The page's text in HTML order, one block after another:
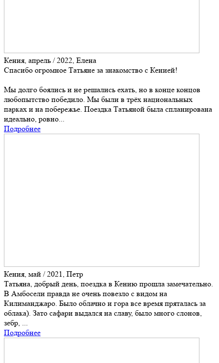
Кения, апрель / 2022, Елена
Спасибо огромное Татьяне за знакомство с Кенией!
Мы долго боялись и не решались ехать, но в конце концов
любопытство победило. Мы были в трёх национальных
парках и на побережье. Поездка Татьяной была спланирована
идеально, ровно...
Подробнее
Кения, май / 2021, Петр
Татьяна, добрый день, поездка в Кению прошла замечательно.
В Амбосели правда не очень повезло с видом на
Килиманджаро. Было облачно и гора все время пряталась за
облака). Зато сафари выдался на славу, было много слонов,
зебр, ...
Подробнее